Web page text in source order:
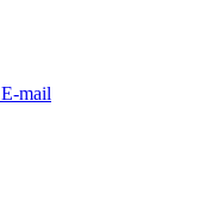
E-mail